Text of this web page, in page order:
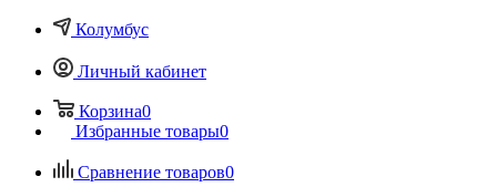
Колумбус
Личный кабинет
Корзина0
Избранные товары0
Сравнение товаров0